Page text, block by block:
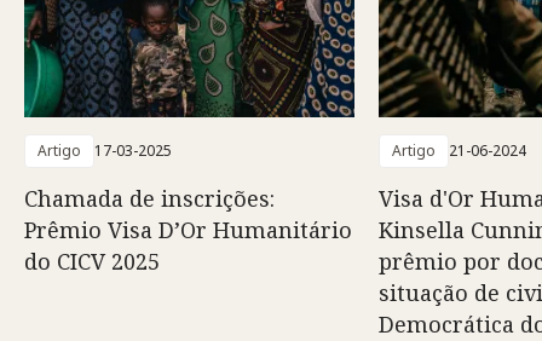
Artigo 17-03-2025
Chamada de inscrições:
Prêmio Visa D’Or Humanitário
do CICV 2025
Artigo 21-06-2024
Visa d'Or
Kinsella
prêmio por
situação de
Democrática